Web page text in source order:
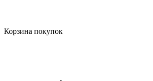
Корзина покупок